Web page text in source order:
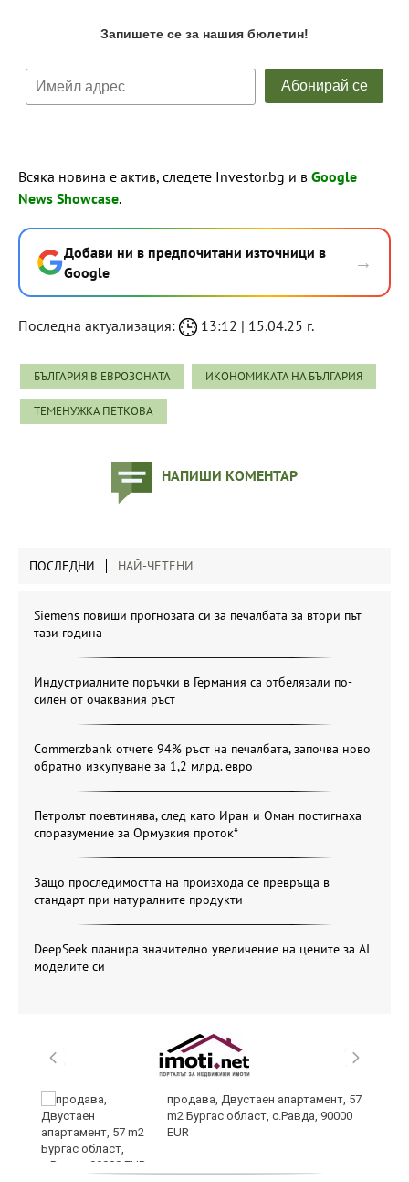
Всяка новина е актив, следете Investor.bg и в Google
News Showcase.
Добави ни в предпочитани източници в
Google
→
Последна актуализация: 13:12 | 15.04.25 г.
БЪЛГАРИЯ В ЕВРОЗОНАТА ИКОНОМИКАТА НА БЪЛГАРИЯ
ТЕМЕНУЖКА ПЕТКОВА
НАПИШИ КОМЕНТАР
ПОСЛЕДНИ НАЙ-ЧЕТЕНИ
Siemens повиши прогнозата си за печалбата за втори път
тази година
Индустриалните поръчки в Германия са отбелязали по-
силен от очаквания ръст
Commerzbank отчете 94% ръст на печалбата, започва ново
обратно изкупуване за 1,2 млрд. евро
Петролът поевтинява, след като Иран и Оман постигнаха
споразумение за Ормузкия проток*
Защо проследимостта на произхода се превръща в
стандарт при натуралните продукти
DeepSeek планира значително увеличение на цените за AI
моделите си
продава, Двустаен апартамент, 57
m2 Бургас област, с.Равда, 90000
EUR